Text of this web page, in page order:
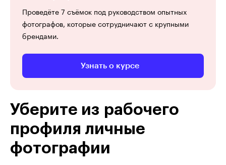
Проведёте 7 съёмок под руководством опытных
фотографов, которые сотрудничают с крупными
брендами.
Узнать о курсе
Уберите из рабочего
профиля личные
фотографии